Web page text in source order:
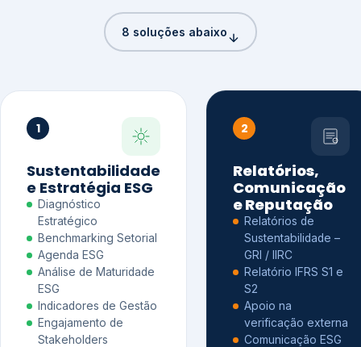
8 soluções abaixo
1
Sustentabilidade
e Estratégia ESG
Diagnóstico
Estratégico
Benchmarking Setorial
Agenda ESG
Análise de Maturidade
ESG
Indicadores de Gestão
Engajamento de
Stakeholders
2
Relatórios,
Comunicação
e Reputação
Relatórios de
Sustentabilidade –
GRI / IIRC
Relatório IFRS S1 e
S2
Apoio na
verificação externa
Comunicação ESG